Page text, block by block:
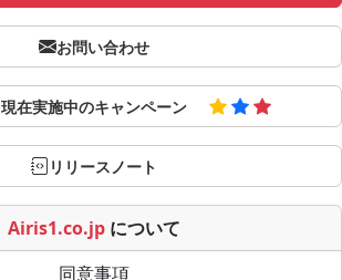
お問い合わせ
現在実施中のキャンペーン
リリースノート
Airis1.co.jp について
同意事項